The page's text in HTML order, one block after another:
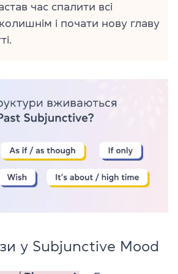
час спалити всі
і почати нову главу
у Subjunctive Mood